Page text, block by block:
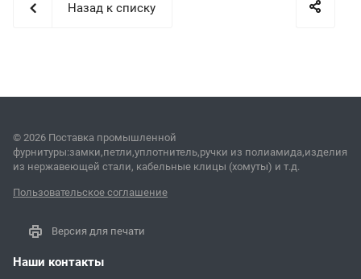
Назад к списку
© 2026 Поставка промышленной
фурнитуры:замки,петли,уплотнитель,ручки из полиамида,изделия
из нержавеющей стали, кабельные клицы (хомуты) и т.д.
Пользовательское соглашение
Версия для печати
Наши контакты